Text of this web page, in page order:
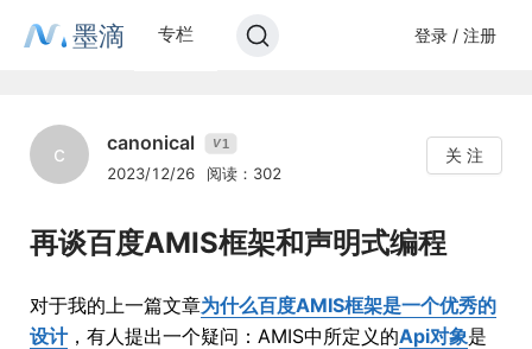
墨滴 专栏 登录 / 注册
c canonical V1
2023/12/26 阅读：302
关 注
再谈百度AMIS框架和声明式编程
对于我的上一篇文章为什么百度AMIS框架是一个优秀的
设计，有人提出一个疑问：AMIS中所定义的Api对象是